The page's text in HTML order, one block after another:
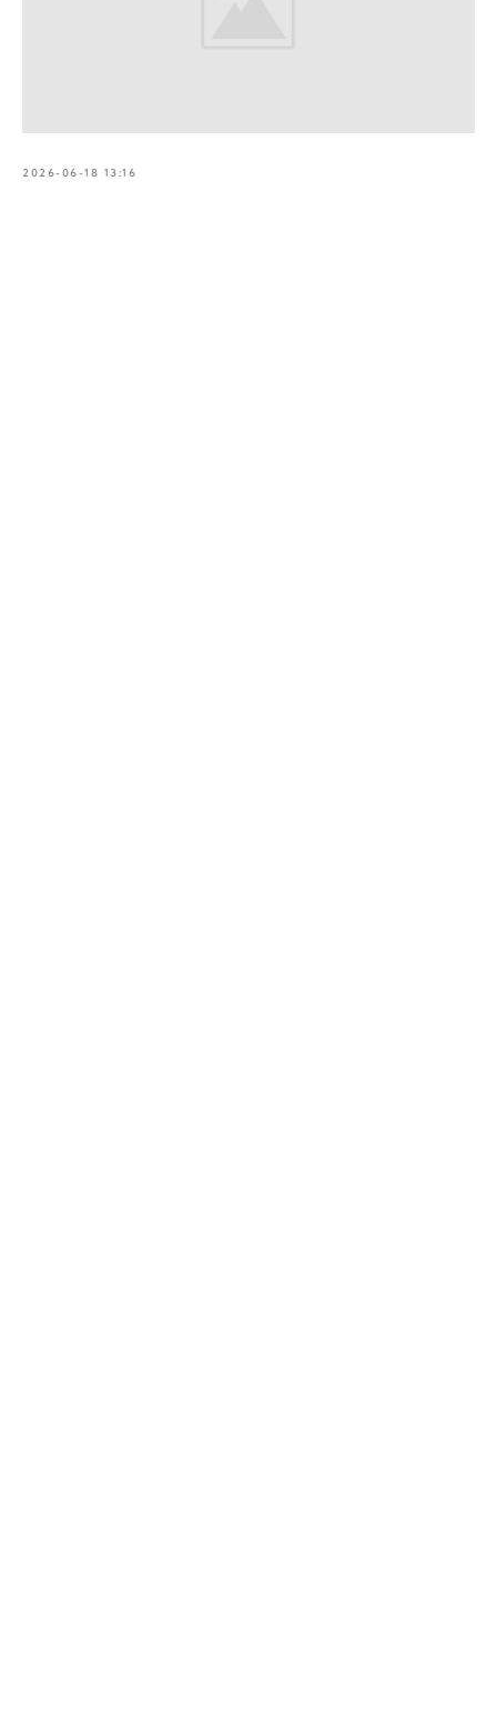
2026-06-18 13:16